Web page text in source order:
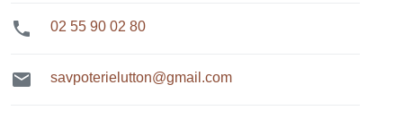
 02 55 90 02 80
 savpoterielutton@gmail.com